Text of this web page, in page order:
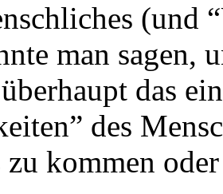
(und
man sagen,
das
des
zu kommen